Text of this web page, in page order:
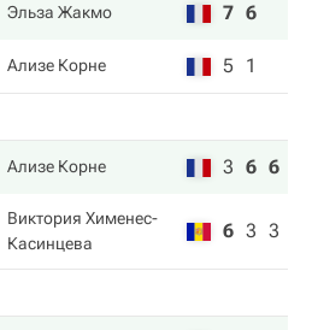
Эльза Жакмо 7 6
Ализе Корне 5 1
Ализе Корне 3 6 6
Виктория Хименес-
Касинцева
6 3 3